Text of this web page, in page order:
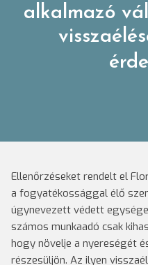
alkalmazó
Ellenőrzéseket rendelt el
a fogyatékossággal élő
úgynevezett védett
számos munkaadó csak
hogy növelje a nyereségét
részesüljön. Az ilyen